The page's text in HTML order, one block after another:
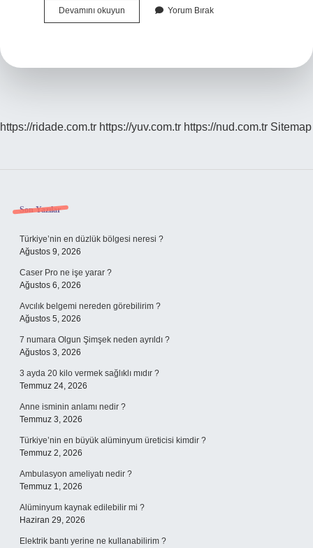
Devamını okuyun Makarna
Isimleri
Yorum Bırak
https://ridade.com.tr https://yuv.com.tr https://nud.com.tr Sitemap
Sidebar
Son Yazılar
Türkiye’nin en düzlük bölgesi neresi ?
Ağustos 9, 2026
Caser Pro ne işe yarar ?
Ağustos 6, 2026
Avcılık belgemi nereden görebilirim ?
Ağustos 5, 2026
7 numara Olgun Şimşek neden ayrıldı ?
Ağustos 3, 2026
3 ayda 20 kilo vermek sağlıklı mıdır ?
Temmuz 24, 2026
Anne isminin anlamı nedir ?
Temmuz 3, 2026
Türkiye’nin en büyük alüminyum üreticisi kimdir ?
Temmuz 2, 2026
Ambulasyon ameliyatı nedir ?
Temmuz 1, 2026
Alüminyum kaynak edilebilir mi ?
Haziran 29, 2026
Elektrik bantı yerine ne kullanabilirim ?